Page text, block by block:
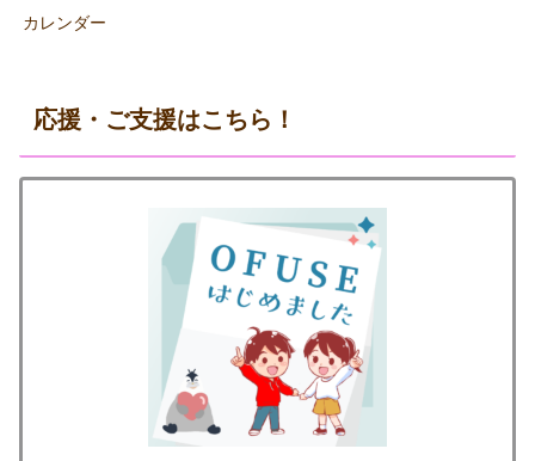
カレンダー
応援・ご支援はこちら！